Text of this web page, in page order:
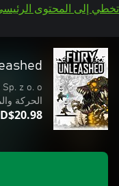
تخطي إلى المحتوى
z o. o.
الحركة